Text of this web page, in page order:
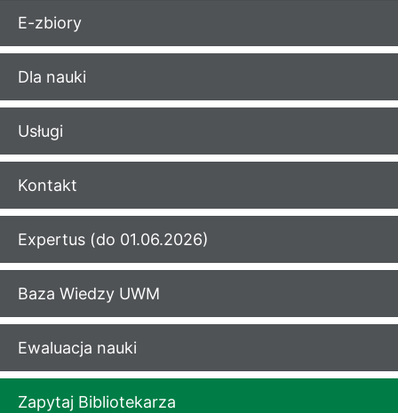
E-zbiory
Dla nauki
Usługi
Kontakt
Expertus (do 01.06.2026)
Baza Wiedzy UWM
Ewaluacja nauki
Zapytaj Bibliotekarza